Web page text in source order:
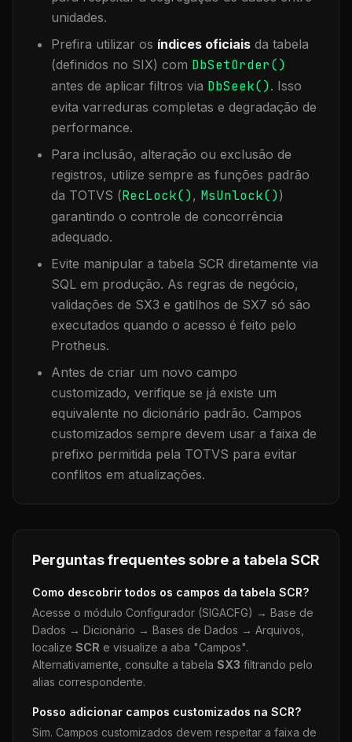
unidades.
Prefira utilizar os índices oficiais da tabela
(definidos no SIX) com DbSetOrder()
antes de aplicar filtros via DbSeek(). Isso
evita varreduras completas e degradação de
performance.
Para inclusão, alteração ou exclusão de
registros, utilize sempre as funções padrão
da TOTVS (RecLock(), MsUnlock())
garantindo o controle de concorrência
adequado.
Evite manipular a tabela SCR diretamente via
SQL em produção. As regras de negócio,
validações de SX3 e gatilhos de SX7 só são
executados quando o acesso é feito pelo
Protheus.
Antes de criar um novo campo
customizado, verifique se já existe um
equivalente no dicionário padrão. Campos
customizados sempre devem usar a faixa de
prefixo permitida pela TOTVS para evitar
conflitos em atualizações.
Perguntas frequentes sobre a tabela SCR
Como descobrir todos os campos da tabela SCR?
Acesse o módulo Configurador (SIGACFG) → Base de
Dados → Dicionário → Bases de Dados → Arquivos,
localize SCR e visualize a aba "Campos".
Alternativamente, consulte a tabela SX3 filtrando pelo
alias correspondente.
Posso adicionar campos customizados na SCR?
Sim. Campos customizados devem respeitar a faixa de